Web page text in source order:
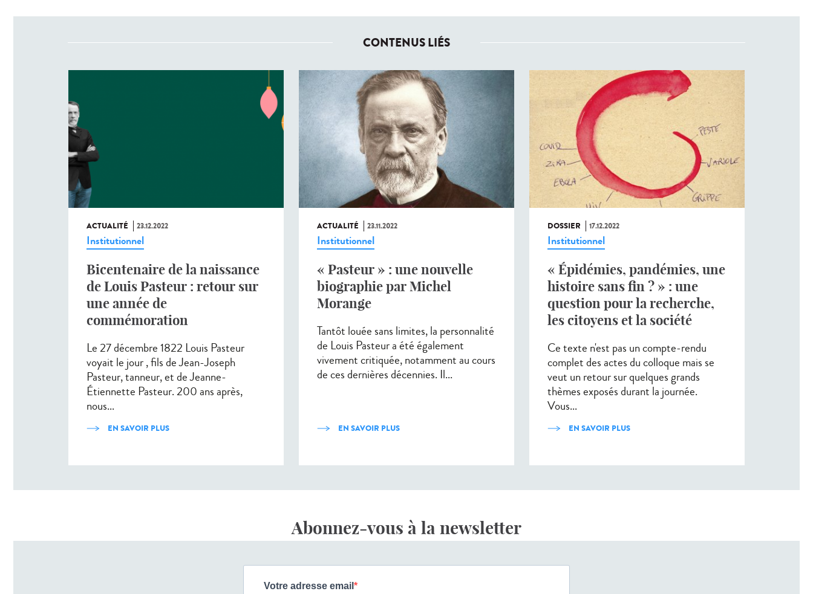
CONTENUS LIÉS
ACTUALITÉ 23.12.2022
Institutionnel
Bicentenaire de la naissance
de Louis Pasteur : retour sur
une année de
commémoration
Le 27 décembre 1822 Louis Pasteur
voyait le jour , fils de Jean-Joseph
Pasteur, tanneur, et de Jeanne-
Étiennette Pasteur. 200 ans après,
nous...
EN SAVOIR PLUS
ACTUALITÉ 23.11.2022
Institutionnel
« Pasteur » : une nouvelle
biographie par Michel
Morange
Tantôt louée sans limites, la personnalité
de Louis Pasteur a été également
vivement critiquée, notamment au cours
de ces dernières décennies. Il...
EN SAVOIR PLUS
DOSSIER 17.12.2022
Institutionnel
« Épidémies, pandémies, une
histoire sans fin ? » : une
question pour la recherche,
les citoyens et la société
Ce texte n'est pas un compte-rendu
complet des actes du colloque mais se
veut un retour sur quelques grands
thèmes exposés durant la journée.
Vous...
EN SAVOIR PLUS
Abonnez-vous à la newsletter